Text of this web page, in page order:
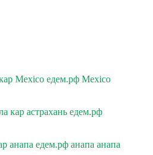
Mexico едем.рф Mexico
кар астрахань едем.рф
анапа едем.рф анапа анапа